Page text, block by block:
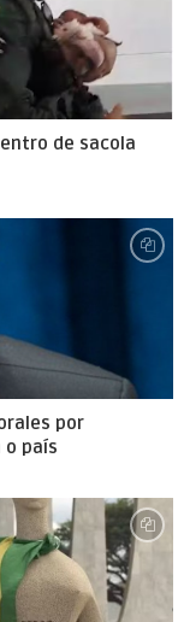
de sacola
por
país